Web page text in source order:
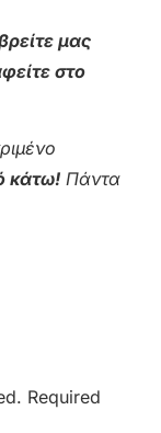
μας
στο
κάτω! Πάντα
Required